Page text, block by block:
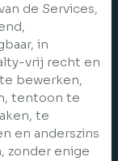
de Services,
in
vrij recht en
bewerken,
tentoon te
te
en anderszins
zonder enige